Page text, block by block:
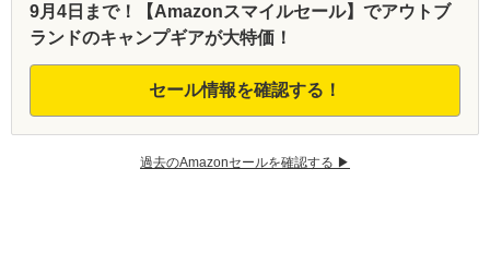
9月4日まで！【Amazonスマイルセール】でアウトブ
ランドのキャンプギアが大特価！
セール情報を確認する！
過去のAmazonセールを確認する ▶︎